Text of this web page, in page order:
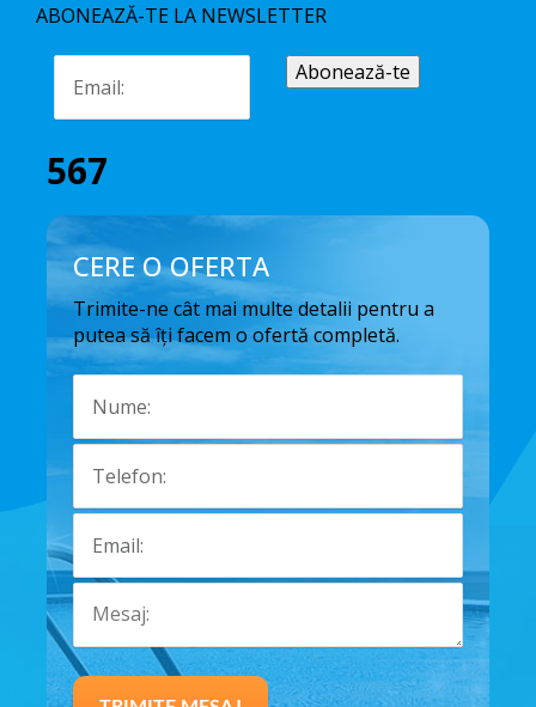
ABONEAZĂ-TE LA NEWSLETTER
567
CERE O OFERTA
Trimite-ne cât mai multe detalii pentru a
putea să îți facem o ofertă completă.